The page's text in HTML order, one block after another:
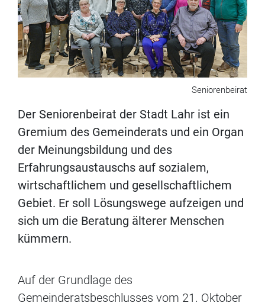
Seniorenbeirat
Der Seniorenbeirat der Stadt Lahr ist ein
Gremium des Gemeinderats und ein Organ
der Meinungsbildung und des
Erfahrungsaustauschs auf sozialem,
wirtschaftlichem und gesellschaftlichem
Gebiet. Er soll Lösungswege aufzeigen und
sich um die Beratung älterer Menschen
kümmern.
Auf der Grundlage des
Gemeinderatsbeschlusses vom 21. Oktober